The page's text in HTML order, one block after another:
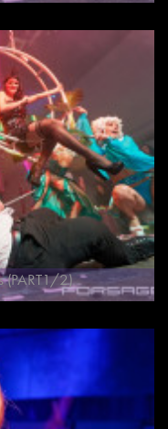
(PART1/2)